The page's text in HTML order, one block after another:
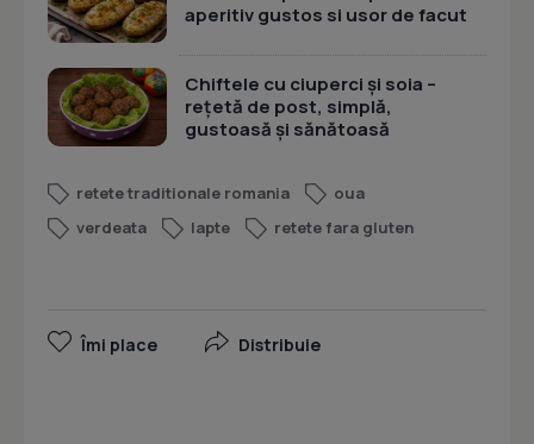
aperitiv gustos si usor de facut
Chiftele cu ciuperci și soia –
rețetă de post, simplă,
gustoasă și sănătoasă
retete traditionale romania
oua
verdeata
lapte retete fara gluten
Îmi place Distribuie